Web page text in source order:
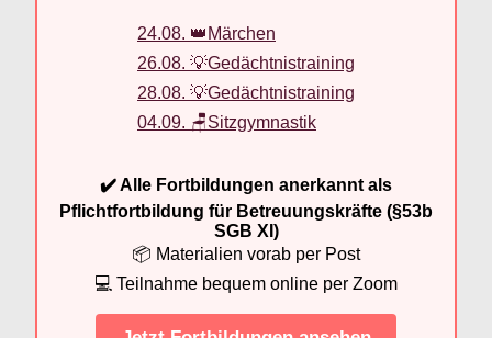
24.08. 👑Märchen
26.08. 💡Gedächtnistraining
28.08. 💡Gedächtnistraining
04.09. 🪑Sitzgymnastik
✔️ Alle Fortbildungen anerkannt als
Pflichtfortbildung für Betreuungskräfte (§53b
SGB XI)
📦 Materialien vorab per Post
💻 Teilnahme bequem online per Zoom